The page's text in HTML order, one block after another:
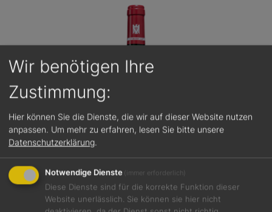
Wir benötigen Ihre
Zustimmung:
Hier können Sie die Dienste, die wir auf dieser Website nutzen
anpassen. Um mehr zu erfahren, lesen Sie bitte unsere
Datenschutzerklärung.
Notwendige Dienste (immer erforderlich)
Diese Dienste sind für die korrekte Funktion dieser
Website unerlässlich. Sie können sie hier nicht